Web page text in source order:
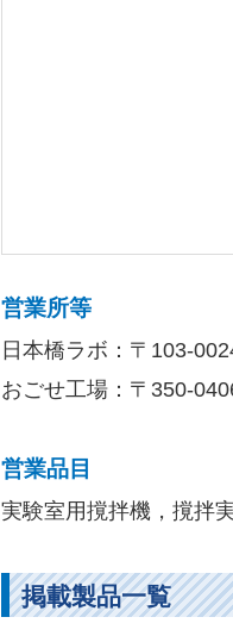
営業所等
日本橋ラボ：〒103-
おごせ工場：〒350-
営業品目
実験室用撹拌機，撹拌
掲載製品一覧